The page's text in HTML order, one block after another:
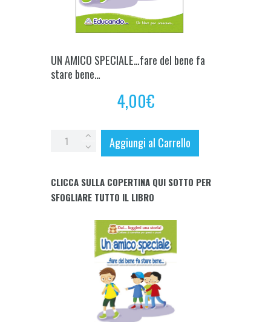
UN AMICO SPECIALE…fare del bene fa
stare bene…
4,00€
del
bene
Aggiungi al Carrello
CLICCA SULLA COPERTINA QUI SOTTO PER
SFOGLIARE TUTTO IL LIBRO